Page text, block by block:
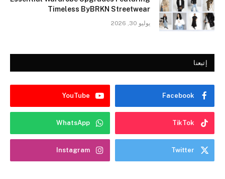
Timeless ByBRKN Streetwear
يوليو 30, 2026
إتبعنا
Facebook
YouTube
TikTok
WhatsApp
Twitter
Instagram